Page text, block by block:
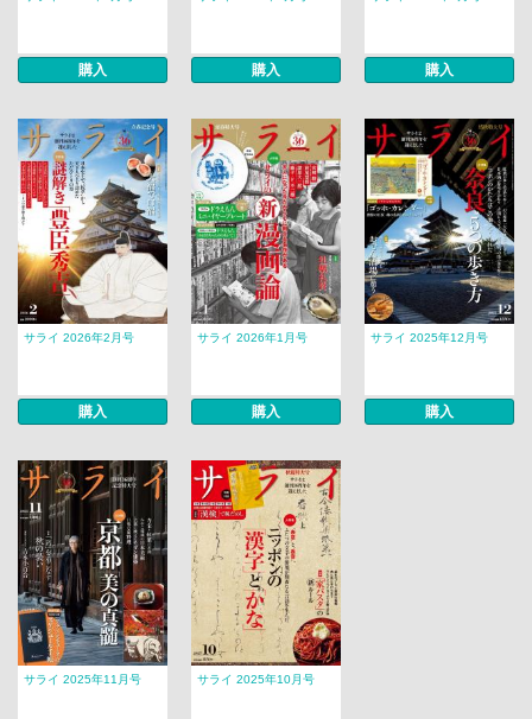
購入 購入 購入
サライ 2026年2月号
購入
サライ 2026年1月号
購入
サライ 2025年12月号
購入
サライ 2025年11月号 サライ 2025年10月号